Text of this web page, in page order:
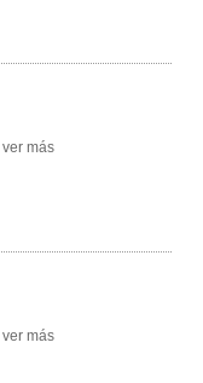
ver más
ver más